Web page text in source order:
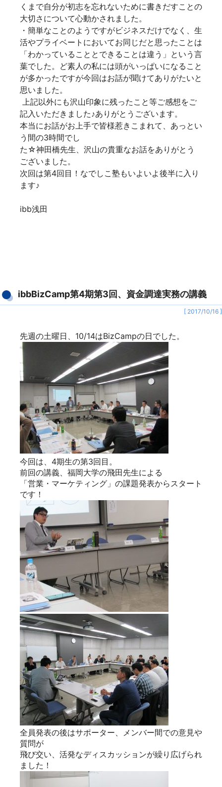
くまで自分が初志を忘れないために書きだすことの
大切さについて心動かされました。
・簡単なことのようですがビジネスだけでなく、生
活やプライベートにおいてお同じだと思ったことは
「わかっていることとできることは違う」という言
葉でした。ど素人の私には頭がいっぱいになること
が多かったですが今回はお話が聞けてありがたいと
思いました。
上記以外にも沢山印象に残ったこと等ご感想をご
記入いただきました♪ありがとうございます。
本当にお話がお上手で皆様惹きこまれて、あっとい
う間の3時間でし
た☆神田橋先生、沢山の貴重なお話をありがとう
ございました。
次回は第4回目！なでしこ塾もいよいよ後半に入り
ます♪
ibb浅田
ibbBizCamp第4期第3回、資金調達実務の講義
[ 2017/10/16 ]
先週の土曜日、10/14はBizCampの日でした。
今回は、4期生の第3回目。
前回の講義、福岡大学の飛田先生による
「営業・マーケティング」の課題発表からスタート
です！
全員発表の後はサポーター、メンバー間での意見や
質問が
飛び交い、活発なディスカッションが繰り広げられ
ました！